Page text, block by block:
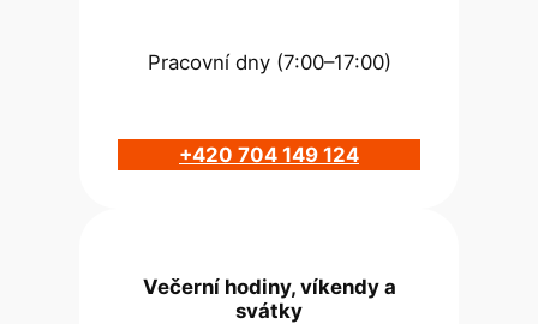
Pracovní dny (7:00–17:00)
+420 704 149 124
Večerní hodiny, víkendy a
svátky